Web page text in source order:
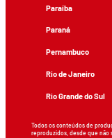
Paraíba
Paraná
Pernambuco
Rio de Janeiro
Rio Grande do Sul
Todos os conteúdos de
reproduzidos, desde que não